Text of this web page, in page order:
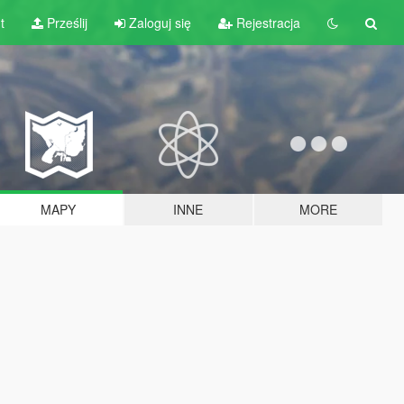
Prześlij Zaloguj się Rejestracja
MAPY INNE MORE